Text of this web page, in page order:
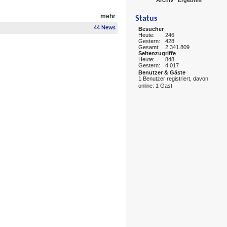
mehr
44 News
Status
Besucher
Heute:
246
Gestern:
428
Gesamt:
2.341.809
Seitenzugriffe
Heute:
848
Gestern:
4.017
Benutzer & Gäste
1 Benutzer registriert, davon
online: 1 Gast